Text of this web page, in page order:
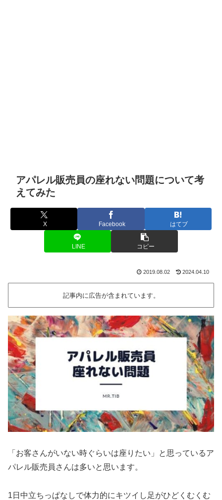
アパレル販売員の座れない問題について考
えてみた
X Facebook はてブ
LINE コピー
2019.08.02 2024.04.10
記事内に広告が含まれています。
「お客さんがいない時ぐらいは座りたい」と思っているア
パレル販売員さんは多いと思います。
1日中立ちっぱなしで体力的にキツイし足がひどくむくむ